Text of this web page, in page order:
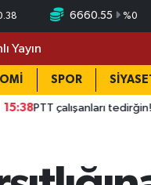
6660.55 %0
Yayın
SPOR
tedirğin! Ateş: